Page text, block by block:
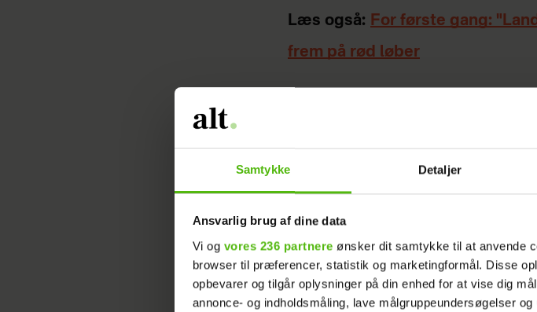
Samtykke Detaljer
Ansvarlig brug af dine data
Vi og vores 236 partnere ønsker dit samtykke til at anvende
browser til præferencer, statistik og marketingformål. Disse
opbevarer og tilgår oplysninger på din enhed for at vise dig
annonce- og indholdsmåling, lave målgruppeundersøgelser
Læs også: For første gang:
frem på rød løber
Podcasten er produceret i
GIFT VED FØRSTE BLIK HEROGNU